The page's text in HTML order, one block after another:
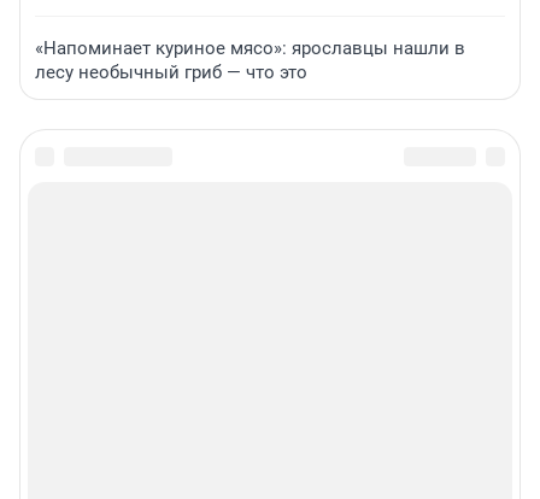
«Напоминает куриное мясо»: ярославцы нашли в
лесу необычный гриб — что это